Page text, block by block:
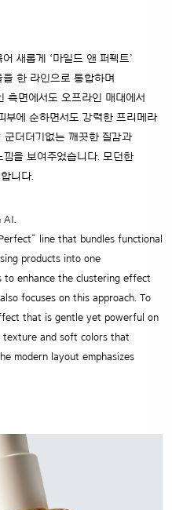
새롭게 ‘마일드 앤 퍼펙트’
한 라인으로 통합하며
측면에서도 오프라인 매대에서
부에 순하면서도 강력한 프리메라
군더더기없는 깨끗한 질감과
을 보여주었습니다. 모던한
니다.
AI.
line that bundles functional
products into one
to enhance the clustering effect
focuses on this approach. To
that is gentle yet powerful on
texture and soft colors that
modern layout emphasizes